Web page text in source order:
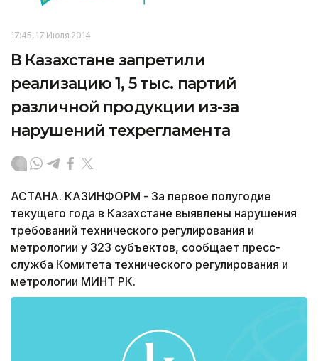
17:45, 17 Июля 2014
В Казахстане запретили
реализацию 1, 5 тыс. партий
различной продукции из-за
нарушений техрегламента
АСТАНА. КАЗИНФОРМ - За первое полугодие
текущего года в Казахстане выявлены нарушения
требований технического регулирования и
метрологии у 323 субъектов, сообщает пресс-
служба Комитета технического регулирования и
метрологии МИНТ РК.